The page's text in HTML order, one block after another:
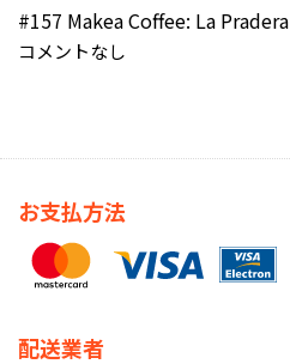
#157 Makea Coffee: La Pradera
コメントなし
お支払方法
配送業者